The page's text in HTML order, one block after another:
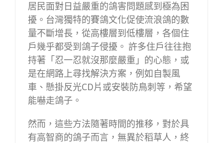
居民面對日益嚴重的鴿害問題感到極為困
擾。台灣獨特的賽鴿文化促使流浪鴿的數
量不斷增長，從高樓層到低樓層，各個住
戶幾乎都受到鴿子侵擾。 許多住戶往往抱
持著「忍一忍就沒那麼嚴重」的心態，或
是在網路上尋找解決方案，例如自製風
車、懸掛反光CD片或安裝防鳥刺等，希望
能嚇走鴿子。
然而，這些方法隨著時間的推移，對於具
有高智商的鴿子而言，無異於稻草人，終